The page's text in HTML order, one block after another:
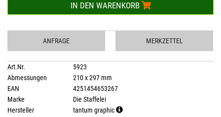
IN DEN WARENKORB
ANFRAGE MERKZETTEL
Art.Nr.
5923
Abmessungen
210 x 297 mm
EAN
4251454653267
Marke
Die Staffelei
Hersteller
tantum graphic